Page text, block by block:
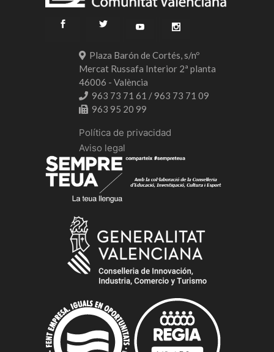
Plaza Barón de Cortés, s/nº
Mercat Russafa Interior 2ª planta
46006 - València
963 73 71 61 / 963 73 71 09
963 95 20 99
Política de privacidad
Aviso legal